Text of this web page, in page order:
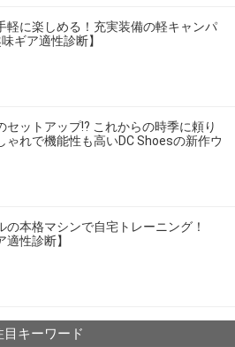
軽に楽しめる！充実装備の軽キャンパ
ギア適性診断】
セットアップ!? これからの時季に頼り
ゃれで機能性も高いDC Shoesの新作ウ
の本格マシンで自宅トレーニング！
適性診断】
目キーワード